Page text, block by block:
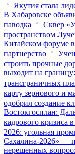
Якутия стала
В Хабаровске
паводка
Сквер
пространством
Китайском форуме в
партнерство
строить прочные
выходит на
трансграничных
карту зернового и
одобрил создание
Востокгосплан:
кадрового кризиса
2026: угольная
Сахалина-2026» —
нерешенных